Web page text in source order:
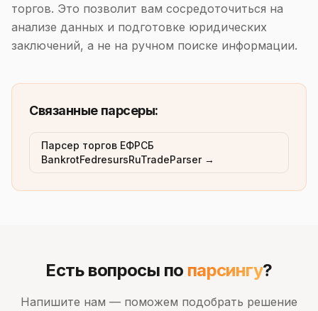
торгов. Это позволит вам сосредоточиться на
анализе данных и подготовке юридических
заключений, а не на ручном поиске информации.
Связанные парсеры:
Парсер торгов ЕФРСБ
BankrotFedresursRuTradeParser →
Есть вопросы по парсингу?
Напишите нам — поможем подобрать решение